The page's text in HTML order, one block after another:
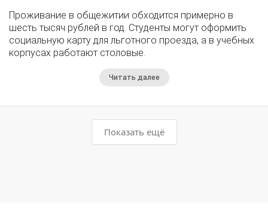
Проживание в общежитии обходится примерно в
шесть тысяч рублей в год. Студенты могут оформить
социальную карту для льготного проезда, а в учебных
корпусах работают столовые.
Читать далее
Показать ещё